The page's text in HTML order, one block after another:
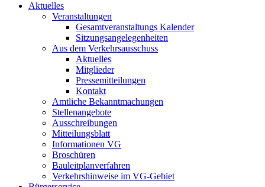
Aktuelles
Veranstaltungen
Gesamtveranstaltungs Kalender
Sitzungsangelegenheiten
Aus dem Verkehrsausschuss
Aktuelles
Mitglieder
Pressemitteilungen
Kontakt
Amtliche Bekanntmachungen
Stellenangebote
Ausschreibungen
Mitteilungsblatt
Informationen VG
Broschüren
Bauleitplanverfahren
Verkehrshinweise im VG-Gebiet